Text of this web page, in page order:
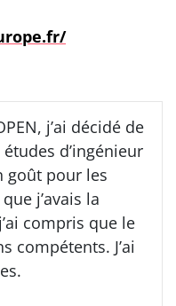
j’ai décidé de
d’ingénieur
goût pour les
j’avais la
compris que le
compétents. J’ai